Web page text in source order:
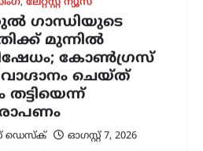
,ലേറ്റസ്റ്റ് ന്യൂസ്
ആയങ്കിക്കായി
തിരച്ചില്‍;
പിടികൂടാന്‍
നല്‍കി രമേശ്